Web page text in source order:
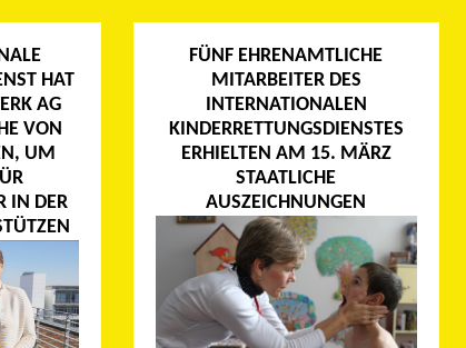
HAT
AG
VON
UM
IN DER
FÜNF EHRENAMTLICHE
MITARBEITER DES
INTERNATIONALEN
KINDERRETTUNGSDIENSTES
ERHIELTEN AM 15. MÄRZ
STAATLICHE
AUSZEICHNUNGEN